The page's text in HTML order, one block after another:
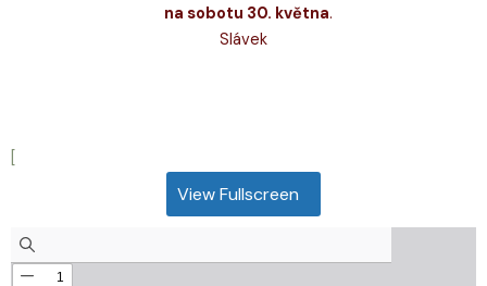
na sobotu 30. května.
Slávek
View Fullscreen